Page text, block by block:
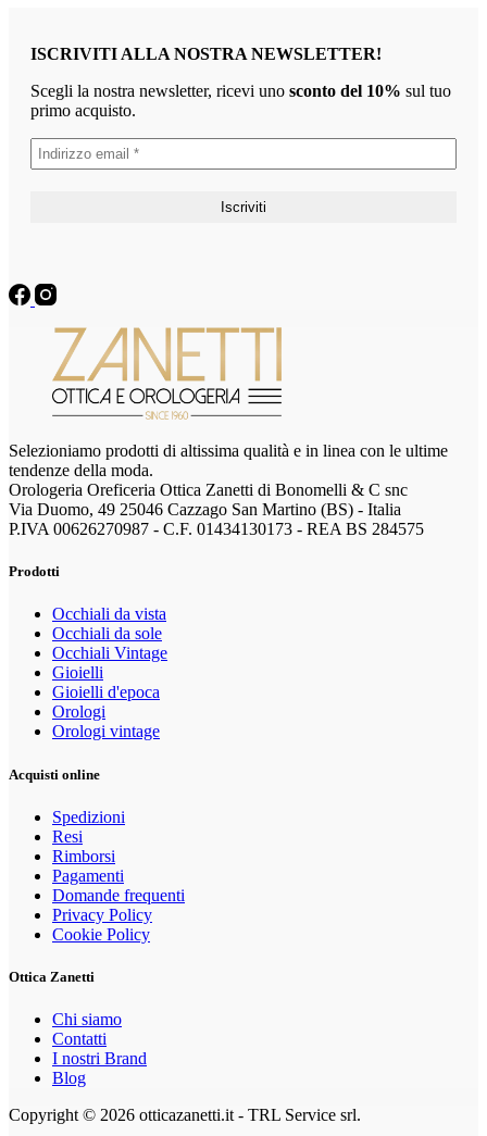
ISCRIVITI ALLA NOSTRA NEWSLETTER!
Scegli la nostra newsletter, ricevi uno sconto del 10% sul tuo
primo acquisto.
Selezioniamo prodotti di altissima qualità e in linea con le ultime
tendenze della moda.
Orologeria Oreficeria Ottica Zanetti di Bonomelli & C snc
Via Duomo, 49 25046 Cazzago San Martino (BS) - Italia
P.IVA 00626270987 - C.F. 01434130173 - REA BS 284575
Prodotti
Occhiali da vista
Occhiali da sole
Occhiali Vintage
Gioielli
Gioielli d'epoca
Orologi
Orologi vintage
Acquisti online
Spedizioni
Resi
Rimborsi
Pagamenti
Domande frequenti
Privacy Policy
Cookie Policy
Ottica Zanetti
Chi siamo
Contatti
I nostri Brand
Blog
Copyright © 2026 otticazanetti.it - TRL Service srl.